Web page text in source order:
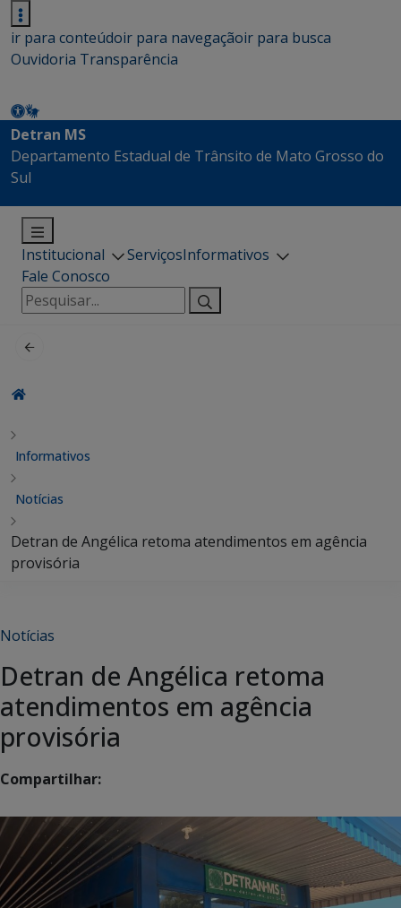
ir para conteúdoir para navegaçãoir para busca
Ouvidoria Transparência
Detran MS
Departamento Estadual de Trânsito de Mato Grosso do
Sul
Institucional ServiçosInformativos
Fale Conosco
Pesquisar
por:
Informativos
Notícias
Detran de Angélica retoma atendimentos em agência
provisória
Notícias
Detran de Angélica retoma
atendimentos em agência
provisória
Compartilhar: